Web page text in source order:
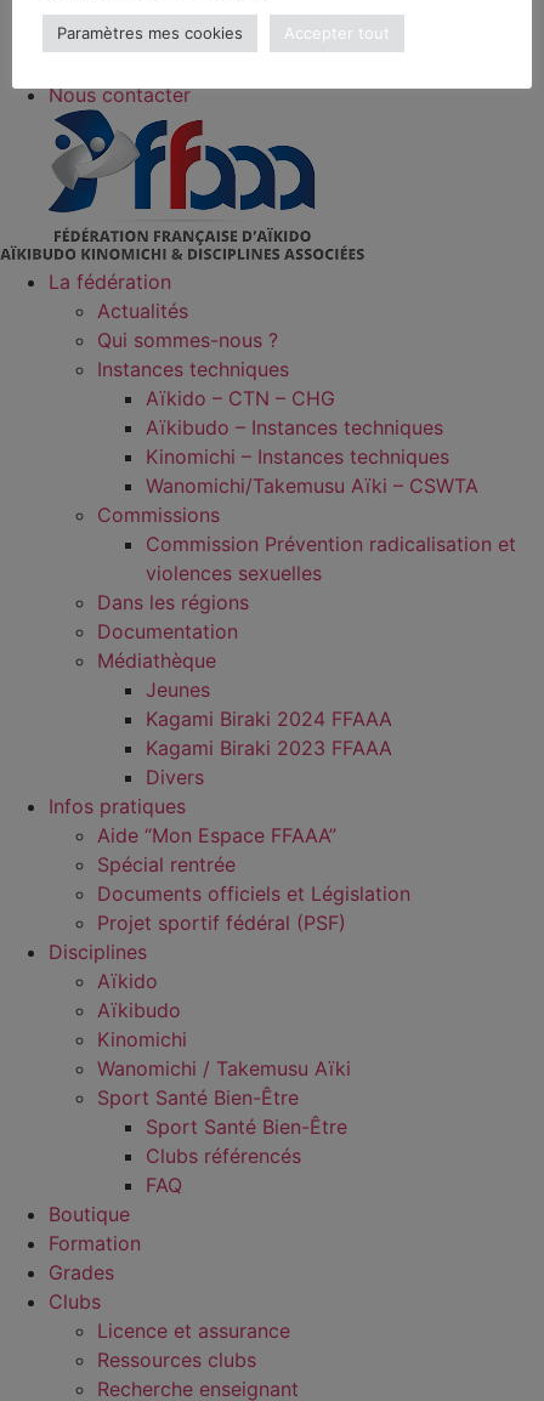
Trouver un club
Nous contacter
La fédération
Actualités
Qui sommes-nous ?
Instances techniques
Aïkido – CTN – CHG
Aïkibudo – Instances techniques
Kinomichi – Instances techniques
Wanomichi/Takemusu Aïki – CSWTA
Commissions
Commission Prévention radicalisation et
violences sexuelles
Dans les régions
Documentation
Médiathèque
Jeunes
Kagami Biraki 2024 FFAAA
Kagami Biraki 2023 FFAAA
Divers
Infos pratiques
Aide “Mon Espace FFAAA”
Spécial rentrée
Documents officiels et Législation
Projet sportif fédéral (PSF)
Disciplines
Aïkido
Aïkibudo
Kinomichi
Wanomichi / Takemusu Aïki
Sport Santé Bien-Être
Sport Santé Bien-Être
Clubs référencés
FAQ
Boutique
Formation
Grades
Clubs
Licence et assurance
Ressources clubs
Recherche enseignant
Paramètres mes cookies Accepter tout